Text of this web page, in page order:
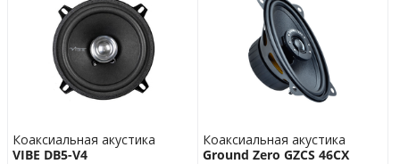
Коаксиальная акустика
VIBE DB5-V4
Коаксиальная акустика
Ground Zero GZCS 46CX